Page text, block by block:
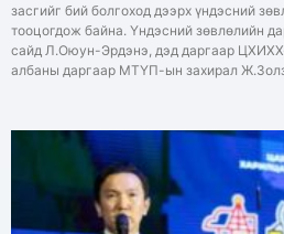
засгийг бий болгоход дээрх үндэсний
тооцогдож байна. Үндэсний зөвлөлийн
сайд Л.Оюун-Эрдэнэ, дэд даргаар
албаны даргаар МТҮП-ын захирал